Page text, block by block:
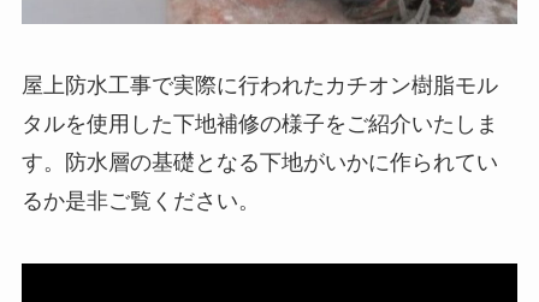
屋上防水工事で実際に行われたカチオン樹脂モル
タルを使用した下地補修の様子をご紹介いたしま
す。防水層の基礎となる下地がいかに作られてい
るか是非ご覧ください。